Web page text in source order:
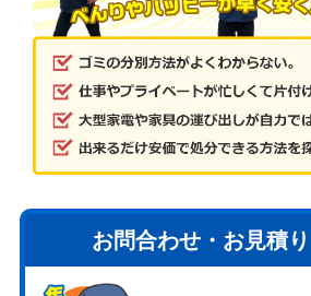
お問合わせ・お見積